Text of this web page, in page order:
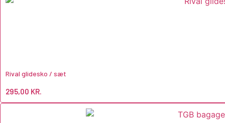
Rival glidesko / sæt
295,00 KR.